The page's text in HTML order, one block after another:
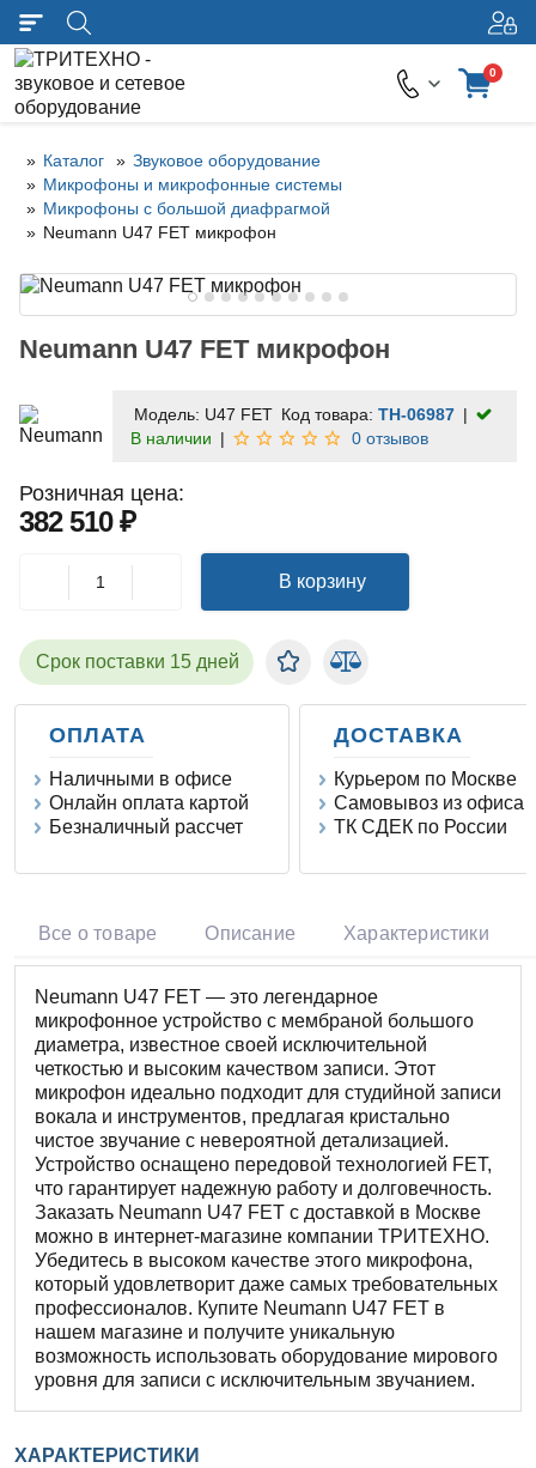
0
Каталог
Звуковое оборудование
Микрофоны и микрофонные системы
Микрофоны с большой диафрагмой
Neumann U47 FET микрофон
Neumann U47 FET микрофон
Модель: U47 FET Код товара: TH-06987
В наличии
0 отзывов
Розничная цена:
382 510 ₽
В корзину
Срок поставки 15 дней
ОПЛАТА
Наличными в офисе
Онлайн оплата картой
Безналичный рассчет
ДОСТАВКА
Курьером по Москве
Самовывоз из офиса
ТК СДЕК по России
Все о товаре Описание Характеристики
Neumann U47 FET — это легендарное
микрофонное устройство с мембраной большого
диаметра, известное своей исключительной
четкостью и высоким качеством записи. Этот
микрофон идеально подходит для студийной записи
вокала и инструментов, предлагая кристально
чистое звучание с невероятной детализацией.
Устройство оснащено передовой технологией FET,
что гарантирует надежную работу и долговечность.
Заказать Neumann U47 FET с доставкой в Москве
можно в интернет-магазине компании ТРИТЕХНО.
Убедитесь в высоком качестве этого микрофона,
который удовлетворит даже самых требовательных
профессионалов. Купите Neumann U47 FET в
нашем магазине и получите уникальную
возможность использовать оборудование мирового
уровня для записи с исключительным звучанием.
ХАРАКТЕРИСТИКИ